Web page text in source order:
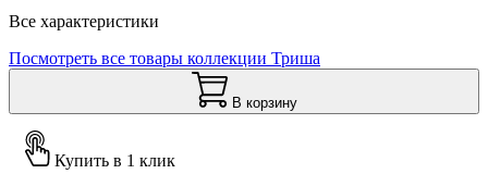
Все характеристики
Посмотреть все товары коллекции Триша
В корзину
Купить в 1 клик